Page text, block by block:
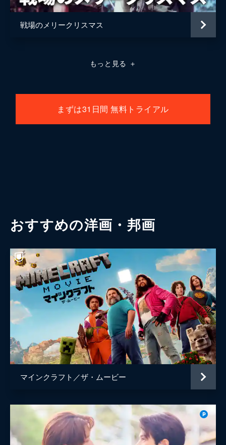
戦場のメリークリスマス
もっと見る ＋
まずは31日間 無料トライアル
おすすめの洋画・邦画
マインクラフト／ザ・ムービー